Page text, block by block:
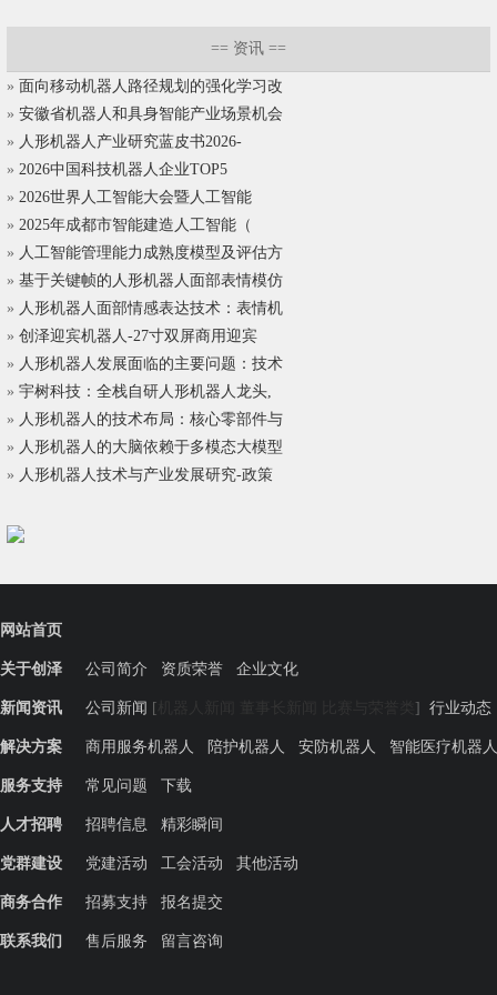
== 资讯 ==
» 面向移动机器人路径规划的强化学习改
» 安徽省机器人和具身智能产业场景机会
» 人形机器人产业研究蓝皮书2026-
» 2026中国科技机器人企业TOP5
» 2026世界人工智能大会暨人工智能
» 2025年成都市智能建造人工智能（
» 人工智能管理能力成熟度模型及评估方
» 基于关键帧的人形机器人面部表情模仿
» 人形机器人面部情感表达技术：表情机
» 创泽迎宾机器人-27寸双屏商用迎宾
» 人形机器人发展面临的主要问题：技术
» 宇树科技：全栈自研人形机器人龙头,
» 人形机器人的技术布局：核心零部件与
» 人形机器人的大脑依赖于多模态大模型
» 人形机器人技术与产业发展研究-政策
网站首页
关于创泽 公司简介 资质荣誉 企业文化
新闻资讯 公司新闻 [ ] 行业动态
解决方案 商用服务机器人 陪护机器人 安防机器人 智能医疗机器人
服务支持 常见问题 下载
人才招聘 招聘信息 精彩瞬间
党群建设 党建活动 工会活动 其他活动
商务合作 招募支持 报名提交
联系我们 售后服务 留言咨询